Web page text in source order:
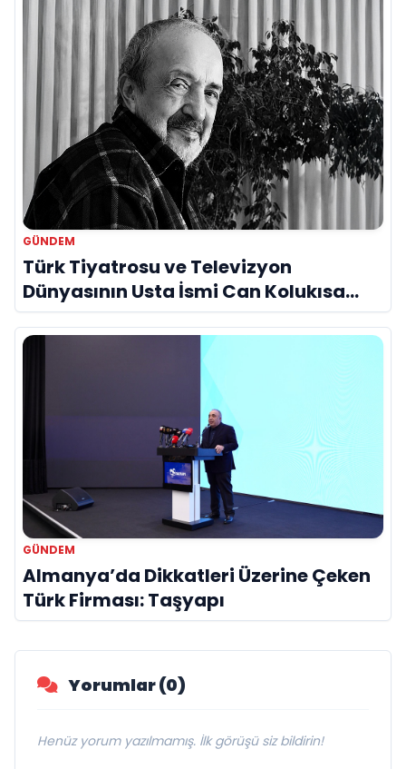
GÜNDEM
Türk Tiyatrosu ve Televizyon
Dünyasının Usta İsmi Can Kolukısa
Hayatını Kaybetti
GÜNDEM
Almanya’da Dikkatleri Üzerine Çeken
Türk Firması: Taşyapı
Yorumlar (0)
Henüz yorum yazılmamış. İlk görüşü siz bildirin!